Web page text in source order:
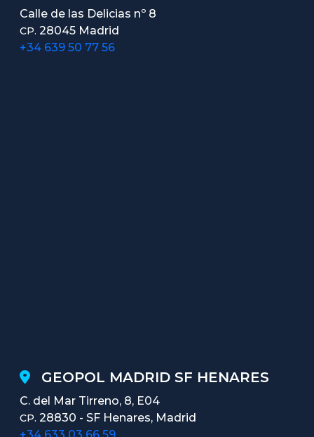
Calle de las Delicias nº 8
CP. 28045 Madrid
+34 639 50 77 56
GEOPOL MADRID SF HENARES
C. del Mar Tirreno, 8, E04
CP. 28830 - SF Henares, Madrid